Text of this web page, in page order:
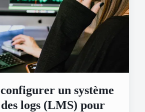
un système
logs (LMS) pour